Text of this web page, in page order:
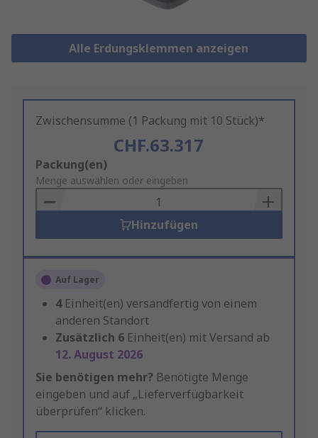
Alle Erdungsklemmen anzeigen
Zwischensumme (1 Packung mit 10 Stück)*
CHF.63.317
Add
to
Basket
Packung(en)
Menge auswählen oder eingeben
Hinzufügen
Auf Lager
4 Einheit(en) versandfertig von einem
anderen Standort
Zusätzlich 6 Einheit(en) mit Versand ab
12. August 2026
Sie benötigen mehr? Benötigte Menge
eingeben und auf „Lieferverfügbarkeit
überprüfen“ klicken.